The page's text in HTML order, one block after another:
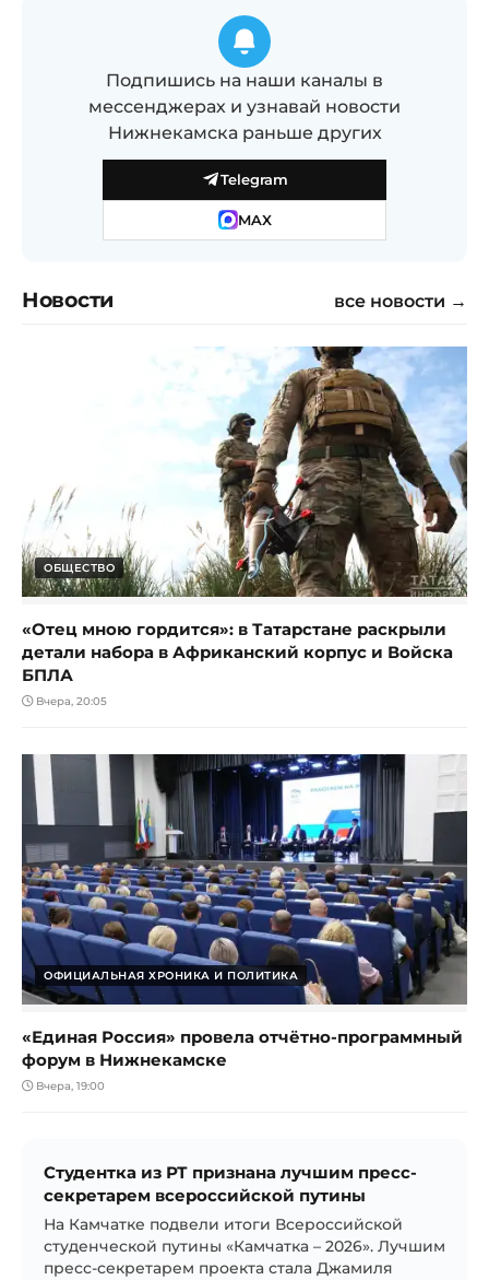
Подпишись на наши каналы в
мессенджерах и узнавай новости
Нижнекамска раньше других
Telegram
MAX
Новости все новости →
ОБЩЕСТВО
«Отец мною гордится»: в Татарстане раскрыли
детали набора в Африканский корпус и Войска
БПЛА
Вчера, 20:05
ОФИЦИАЛЬНАЯ ХРОНИКА И ПОЛИТИКА
«Единая Россия» провела отчётно-программный
форум в Нижнекамске
Вчера, 19:00
Студентка из РТ признана лучшим пресс-
секретарем всероссийской путины
На Камчатке подвели итоги Всероссийской
студенческой путины «Камчатка – 2026». Лучшим
пресс-секретарем проекта стала Джамиля